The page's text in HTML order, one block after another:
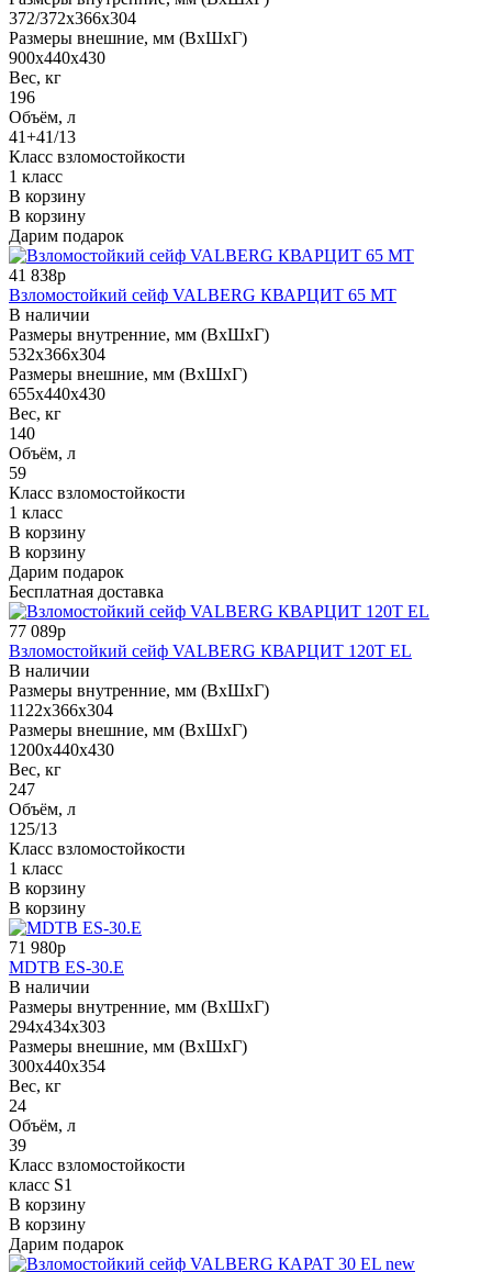
372/372x366x304
Размеры внешние, мм (ВхШхГ)
900x440x430
Вес, кг
196
Объём, л
41+41/13
Класс взломостойкости
1 класс
В корзину
В корзину
Дарим подарок
41 838р
Взломостойкий сейф VALBERG КВАРЦИТ 65 МТ
В наличии
Размеры внутренние, мм (ВхШхГ)
532x366x304
Размеры внешние, мм (ВхШхГ)
655x440x430
Вес, кг
140
Объём, л
59
Класс взломостойкости
1 класс
В корзину
В корзину
Дарим подарок
Бесплатная доставка
77 089р
Взломостойкий сейф VALBERG КВАРЦИТ 120Т EL
В наличии
Размеры внутренние, мм (ВхШхГ)
1122x366x304
Размеры внешние, мм (ВхШхГ)
1200x440x430
Вес, кг
247
Объём, л
125/13
Класс взломостойкости
1 класс
В корзину
В корзину
71 980р
MDTB ES-30.Е
В наличии
Размеры внутренние, мм (ВхШхГ)
294x434x303
Размеры внешние, мм (ВхШхГ)
300x440x354
Вес, кг
24
Объём, л
39
Класс взломостойкости
класс S1
В корзину
В корзину
Дарим подарок